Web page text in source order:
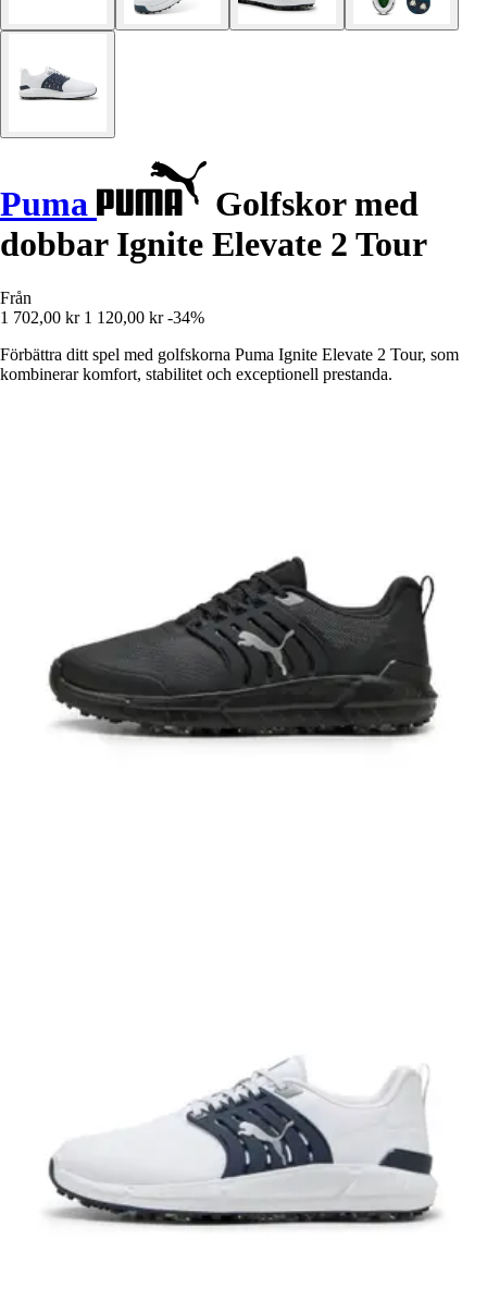
Puma
Golfskor med
dobbar Ignite Elevate 2 Tour
Från
1 702,00 kr 1 120,00 kr -34%
Förbättra ditt spel med golfskorna Puma Ignite Elevate 2 Tour, som
kombinerar komfort, stabilitet och exceptionell prestanda.